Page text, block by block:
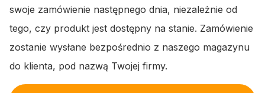
swoje zamówienie następnego dnia, niezależnie od
tego, czy produkt jest dostępny na stanie. Zamówienie
zostanie wysłane bezpośrednio z naszego magazynu
do klienta, pod nazwą Twojej firmy.